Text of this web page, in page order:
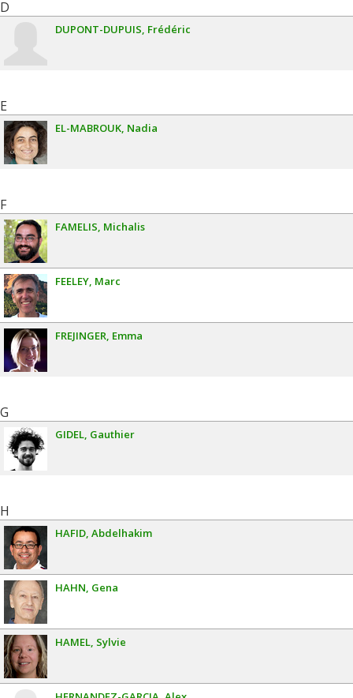
D
DUPONT-DUPUIS Frédéric
E
EL-MABROUK Nadia
F
FAMELIS Michalis
FEELEY Marc
FREJINGER Emma
G
GIDEL Gauthier
H
HAFID Abdelhakim
HAHN Gena
HAMEL Sylvie